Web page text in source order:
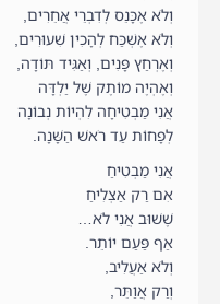
וְלֹא אֶכָּנֵס לְדִבְרֵי אֲחֵרִים,
וְלֹא אֶשְׁכַּח לְהָכִין שִׁעוּרִים,
וְאֶרְחַץ פָּנִים, וְאַגִּיד תּוֹדָה,
וְאֶהְיֶה מוֹתֶק שֶׁל יַלְדָּה
אֲנִי מַבְטִיחָה לִהְיוֹת נְבוֹנָה
לְפָחוֹת עַד רֹאשׁ הַשָּׁנָה.
אֲנִי מַבְטִיחַ
אִם רַק אַצְלִיחַ
שֶׁשׁוּב אֲנִי לֹא…
אַף פַּעַם יוֹתֵר.
וְלֹא אַעֲלִיב,
וְרַק אֲוַתֵּר,